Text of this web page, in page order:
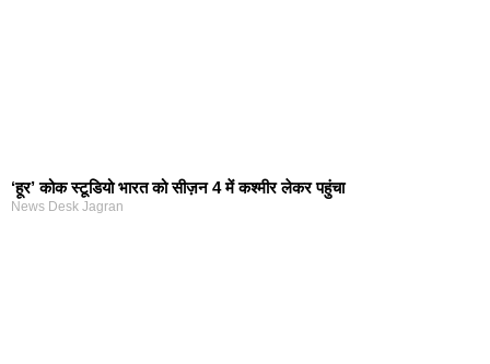
‘हूर’ कोक स्‍टूडियो भारत को सीज़न 4 में कश्‍मीर लेकर पहुंचा
News Desk Jagran